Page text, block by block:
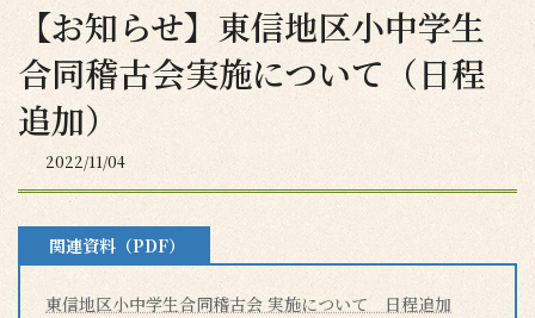
【お知らせ】東信地区小中学生
合同稽古会実施について（日程
追加）
2022/11/04
関連資料（PDF）
東信地区小中学生合同稽古会 実施について 日程追加